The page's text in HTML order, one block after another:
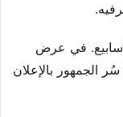
أسابيع. في عرض
سُر الجمهور بالإعلان